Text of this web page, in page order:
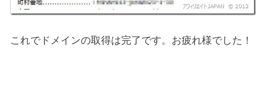
これでドメインの取得は完了です。お疲れ様でした！